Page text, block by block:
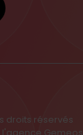
droits réservés